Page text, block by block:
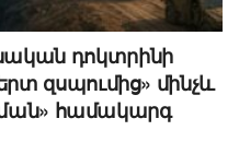
դոկտրինի
զսպումից» մինչև
համակարգ